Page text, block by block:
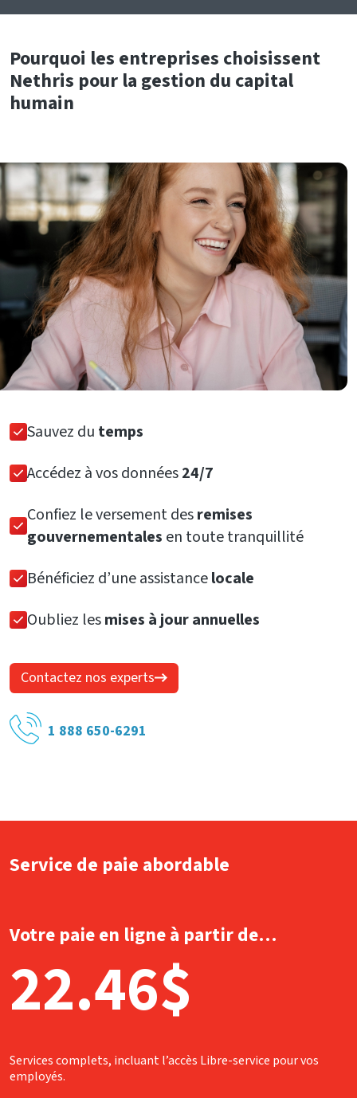
Pourquoi les entreprises choisissent
Nethris pour la gestion du capital
humain
Sauvez du temps
Accédez à vos données24/7
Confiez le versement desremises
gouvernementales en toute tranquillité
Bénéficiez d’une assistancelocale
Oubliez lesmises à jour annuelles
Contactez nos experts
1 888 650-6291
Service de paie abordable
Votre paie en ligne à partir de…
22.46$
Services complets, incluant l’accès Libre-service pour vos
employés.